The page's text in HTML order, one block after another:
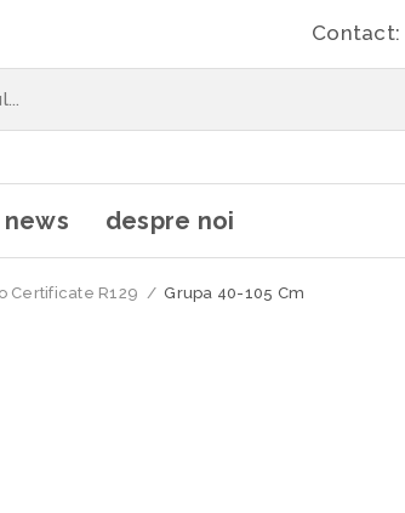
Contact:
news despre noi
Certificate R129 / Grupa 40-105 Cm